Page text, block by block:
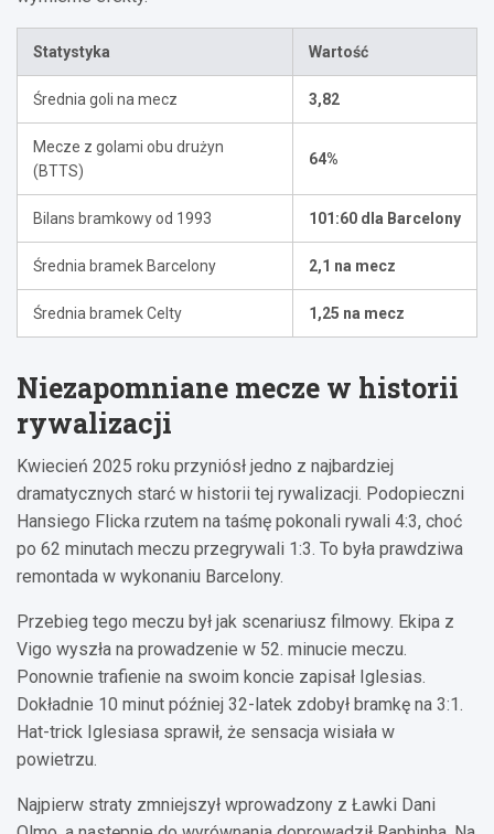
Statystyka Wartość
Średnia goli na mecz 3,82
Mecze z golami obu drużyn
(BTTS)
64%
Bilans bramkowy od 1993 101:60 dla Barcelony
Średnia bramek Barcelony 2,1 na mecz
Średnia bramek Celty 1,25 na mecz
Niezapomniane mecze w historii
rywalizacji
Kwiecień 2025 roku przyniósł jedno z najbardziej
dramatycznych starć w historii tej rywalizacji. Podopieczni
Hansiego Flicka rzutem na taśmę pokonali rywali 4:3, choć
po 62 minutach meczu przegrywali 1:3. To była prawdziwa
remontada w wykonaniu Barcelony.
Przebieg tego meczu był jak scenariusz filmowy. Ekipa z
Vigo wyszła na prowadzenie w 52. minucie meczu.
Ponownie trafienie na swoim koncie zapisał Iglesias.
Dokładnie 10 minut później 32-latek zdobył bramkę na 3:1.
Hat-trick Iglesiasa sprawił, że sensacja wisiała w
powietrzu.
Najpierw straty zmniejszył wprowadzony z Ławki Dani